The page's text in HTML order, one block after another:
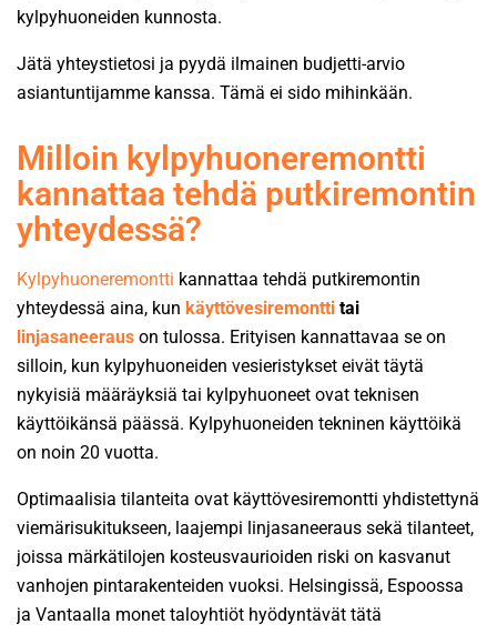
kylpyhuoneiden kunnosta.
Jätä yhteystietosi ja pyydä ilmainen budjetti-arvio
asiantuntijamme kanssa. Tämä ei sido mihinkään.
Milloin kylpyhuoneremontti
kannattaa tehdä putkiremontin
yhteydessä?
Kylpyhuoneremontti kannattaa tehdä putkiremontin
yhteydessä aina, kun käyttövesiremontti tai
linjasaneeraus on tulossa. Erityisen kannattavaa se on
silloin, kun kylpyhuoneiden vesieristykset eivät täytä
nykyisiä määräyksiä tai kylpyhuoneet ovat teknisen
käyttöikänsä päässä. Kylpyhuoneiden tekninen käyttöikä
on noin 20 vuotta.
Optimaalisia tilanteita ovat käyttövesiremontti yhdistettynä
viemärisukitukseen, laajempi linjasaneeraus sekä tilanteet,
joissa märkätilojen kosteusvaurioiden riski on kasvanut
vanhojen pintarakenteiden vuoksi. Helsingissä, Espoossa
ja Vantaalla monet taloyhtiöt hyödyntävät tätä